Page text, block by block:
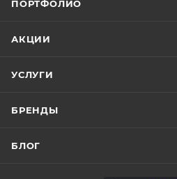
ПОРТФОЛИО
АКЦИИ
УСЛУГИ
БРЕНДЫ
БЛОГ